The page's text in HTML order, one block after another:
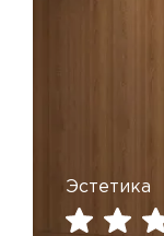
Эстетика